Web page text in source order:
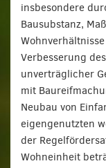
insbesondere
Bausubstanz,
Verbesserung
unverträglicher
mit
Neubau von
eigengenutzten
der
Wohneinheit